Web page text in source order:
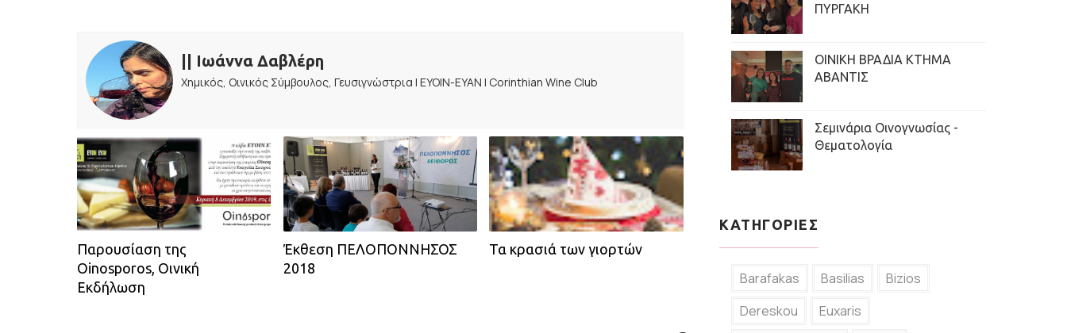
|| Ιωάννα Δαβλέρη
Χημικός, Οινικός Σύμβουλος, Γευσιγνώστρια | ΕΥΟΙΝ-ΕΥΑΝ | Corinthian Wine Club
Παρουσίαση της
Oinosporos, Οινική
Εκδήλωση
Έκθεση ΠΕΛΟΠΟΝΝΗΣΟΣ
2018
Τα κρασιά των γιορτών
ΠΥΡΓΑΚΗ
ΟΙΝΙΚΗ ΒΡΑΔΙΑ ΚΤΗΜΑ
ΑΒΑΝΤΙΣ
Σεμινάρια Οινογνωσίας -
Θεματολογία
ΚΑΤΗΓΟΡΙΕΣ
Barafakas Basilias
Bizios
Dereskou
Euxaris